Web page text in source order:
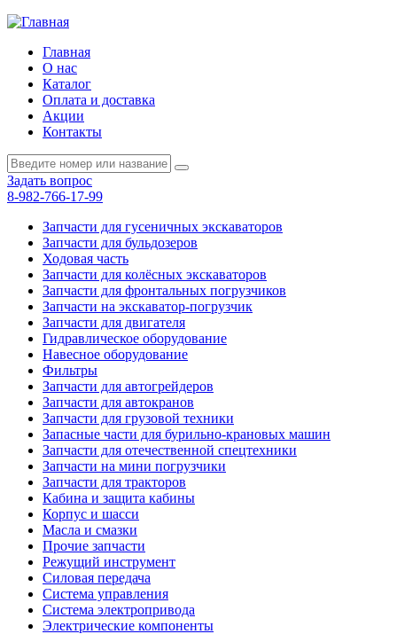
Главная
О нас
Каталог
Оплата и доставка
Акции
Контакты
Задать вопрос
8-982-766-17-99
Запчасти для гусеничных экскаваторов
Запчасти для бульдозеров
Ходовая часть
Запчасти для колёсных экскаваторов
Запчасти для фронтальных погрузчиков
Запчасти на экскаватор-погрузчик
Запчасти для двигателя
Гидравлическое оборудование
Навесное оборудование
Фильтры
Запчасти для автогрейдеров
Запчасти для автокранов
Запчасти для грузовой техники
Запасные части для бурильно-крановых машин
Запчасти для отечественной спецтехники
Запчасти на мини погрузчики
Запчасти для тракторов
Кабина и защита кабины
Корпус и шасси
Масла и смазки
Прочие запчасти
Режущий инструмент
Силовая передача
Система управления
Система электропривода
Электрические компоненты